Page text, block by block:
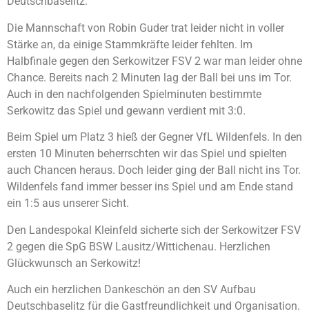
Die Mannschaft von Robin Guder trat leider nicht in voller
Stärke an, da einige Stammkräfte leider fehlten. Im
Halbfinale gegen den Serkowitzer FSV 2 war man leider ohne
Chance. Bereits nach 2 Minuten lag der Ball bei uns im Tor.
Auch in den nachfolgenden Spielminuten bestimmte
Serkowitz das Spiel und gewann verdient mit 3:0.
Beim Spiel um Platz 3 hieß der Gegner VfL Wildenfels. In den
ersten 10 Minuten beherrschten wir das Spiel und spielten
auch Chancen heraus. Doch leider ging der Ball nicht ins Tor.
Wildenfels fand immer besser ins Spiel und am Ende stand
ein 1:5 aus unserer Sicht.
Den Landespokal Kleinfeld sicherte sich der Serkowitzer FSV
2 gegen die SpG BSW Lausitz/Wittichenau. Herzlichen
Glückwunsch an Serkowitz!
Auch ein herzlichen Dankeschön an den SV Aufbau
Deutschbaselitz für die Gastfreundlichkeit und Organisation.